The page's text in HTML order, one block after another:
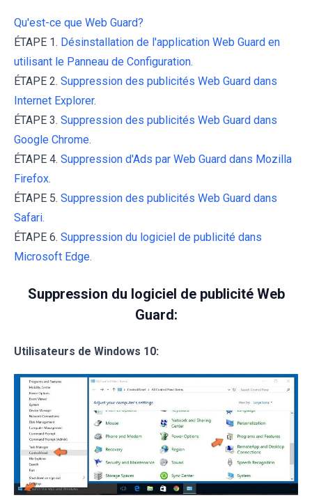
Qu'est-ce que Web Guard?
ÉTAPE 1. Désinstallation de l'application Web Guard en
utilisant le Panneau de Configuration.
ÉTAPE 2. Suppression des publicités Web Guard dans
Internet Explorer.
ÉTAPE 3. Suppression des publicités Web Guard dans
Google Chrome.
ÉTAPE 4. Suppression d'Ads par Web Guard dans Mozilla
Firefox.
ÉTAPE 5. Suppression des publicités Web Guard dans
Safari.
ÉTAPE 6. Suppression du logiciel de publicité dans
Microsoft Edge.
Suppression du logiciel de publicité Web
Guard:
Utilisateurs de Windows 10: